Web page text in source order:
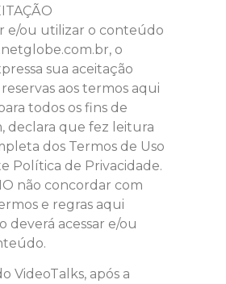
e/ou utilizar o conteúdo
o
sua aceitação
aos termos aqui
todos os fins de
declara que fez leitura
dos Termos de Uso
Política de Privacidade.
não concordar com
e regras aqui
deverá acessar e/ou
VideoTalks, após a